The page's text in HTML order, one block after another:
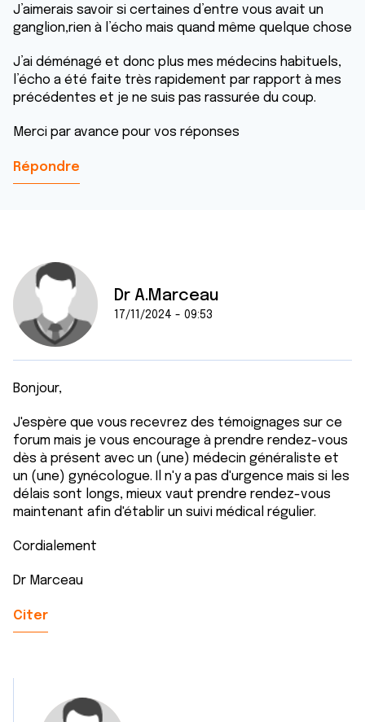
J’aimerais savoir si certaines d’entre vous avait un
ganglion,rien à l’écho mais quand même quelque chose
J’ai déménagé et donc plus mes médecins habituels,
l’écho a été faite très rapidement par rapport à mes
précédentes et je ne suis pas rassurée du coup.
Merci par avance pour vos réponses
Répondre
Dr A.Marceau
17/11/2024 - 09:53
Bonjour,
J'espère que vous recevrez des témoignages sur ce
forum mais je vous encourage à prendre rendez-vous
dès à présent avec un (une) médecin généraliste et
un (une) gynécologue. Il n'y a pas d'urgence mais si les
délais sont longs, mieux vaut prendre rendez-vous
maintenant afin d'établir un suivi médical régulier.
Cordialement
Dr Marceau
Citer